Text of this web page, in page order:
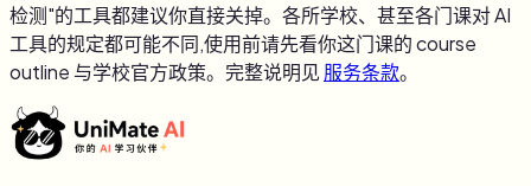
检测"的工具都建议你直接关掉。各所学校、甚至各门课对 AI
工具的规定都可能不同,使用前请先看你这门课的 course
outline 与学校官方政策。完整说明见 服务条款。